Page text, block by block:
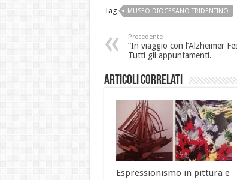
Tag MUSEO DIOCESANO TRIDENTINO
Precedente
“In viaggio con l’Alzheimer
Tutti gli appuntamenti.
Articoli correlati
Espressionismo in pittura e